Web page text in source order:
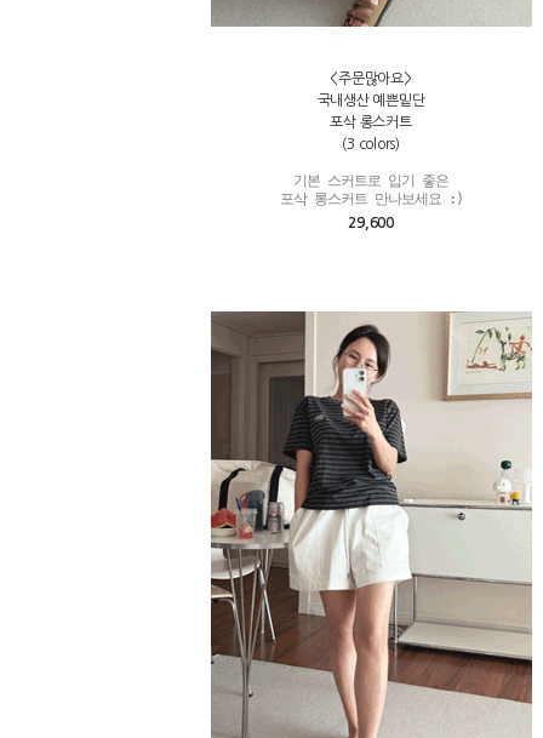
<주문많아요>
국내생산 예쁜밑단
포삭 롱스커트
(3 colors)
기본 스커트로 입기 좋은
포삭 롱스커트 만나보세요 :)
29,600